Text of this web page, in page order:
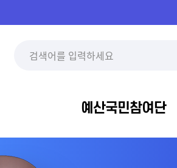
예산국민참여단